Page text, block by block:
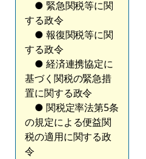
● 緊急関税等に関
する政令
● 報復関税等に関
する政令
● 経済連携協定に
基づく関税の緊急措
置に関する政令
● 関税定率法第5条
の規定による便益関
税の適用に関する政
令